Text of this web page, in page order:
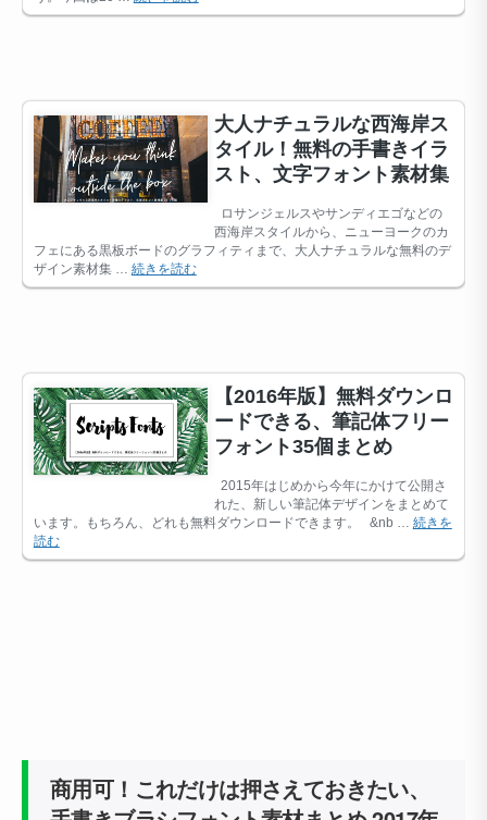
商用可！これだけは押さえておきたい、